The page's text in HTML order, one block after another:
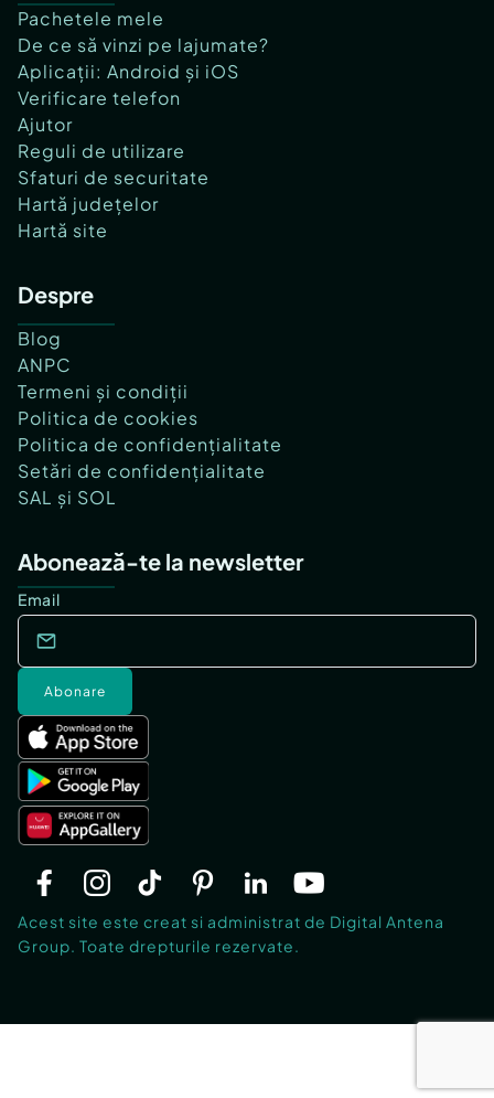
Pachetele mele
De ce să vinzi pe lajumate?
Aplicații: Android și iOS
Verificare telefon
Ajutor
Reguli de utilizare
Sfaturi de securitate
Hartă județelor
Hartă site
Despre
Blog
ANPC
Termeni și condiții
Politica de cookies
Politica de confidențialitate
Setări de confidențialitate
SAL și SOL
Abonează-te la newsletter
Email
Abonare
Acest site este creat si administrat de Digital Antena
Group. Toate drepturile rezervate.